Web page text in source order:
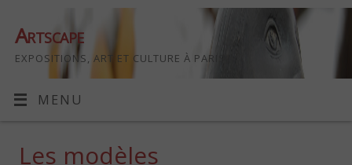
Artscape
EXPOSITIONS, ART ET CULTURE À PARIS
MENU
Les modèles